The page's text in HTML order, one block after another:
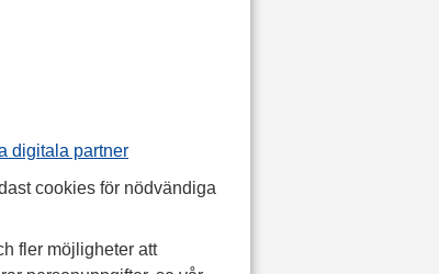
digitala partner
cookies för nödvändiga
fler möjligheter att